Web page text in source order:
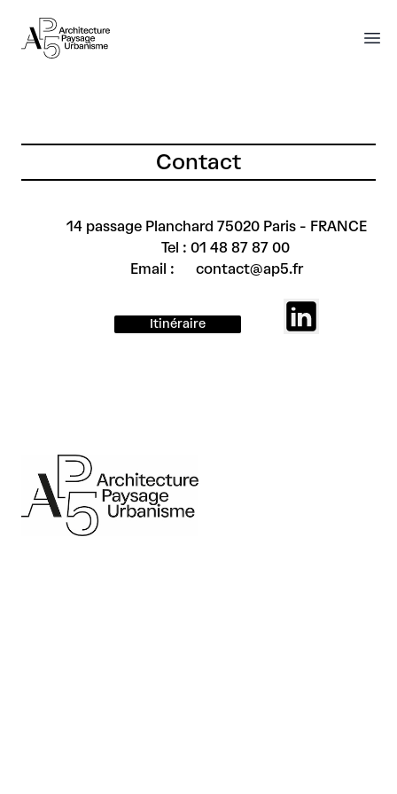
AP5
AP5
Contact
14 passage Planchard 75020 Paris - FRANCE
Tel : 01 48 87 87 00
Email : contact@ap5.fr
Itinéraire